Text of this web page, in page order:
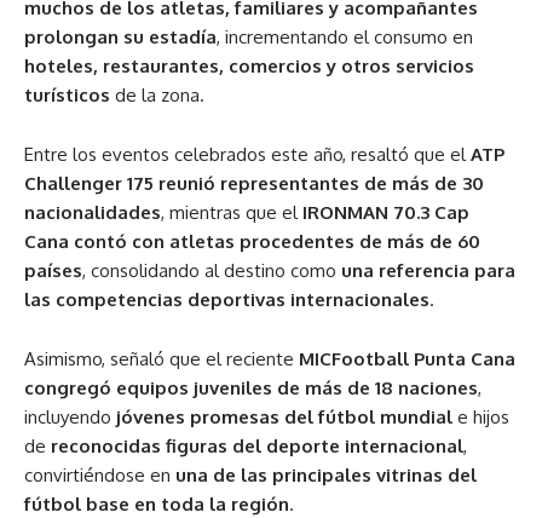
muchos de los atletas, familiares y acompañantes
prolongan su estadía, incrementando el consumo en
hoteles, restaurantes, comercios y otros servicios
turísticos de la zona.
Entre los eventos celebrados este año, resaltó que elATP
Challenger 175 reunió representantes de más de 30
nacionalidades, mientras que el IRONMAN 70.3 Cap
Cana contó con atletas procedentes de más de 60
países, consolidando al destino como una referencia para
las competencias deportivas internacionales.
Asimismo, señaló que el reciente MICFootball Punta Cana
congregó equipos juveniles de más de 18 naciones,
incluyendo jóvenes promesas del fútbol mundial e hijos
de reconocidas figuras del deporte internacional,
convirtiéndose en una de las principales vitrinas del
fútbol base en toda la región.